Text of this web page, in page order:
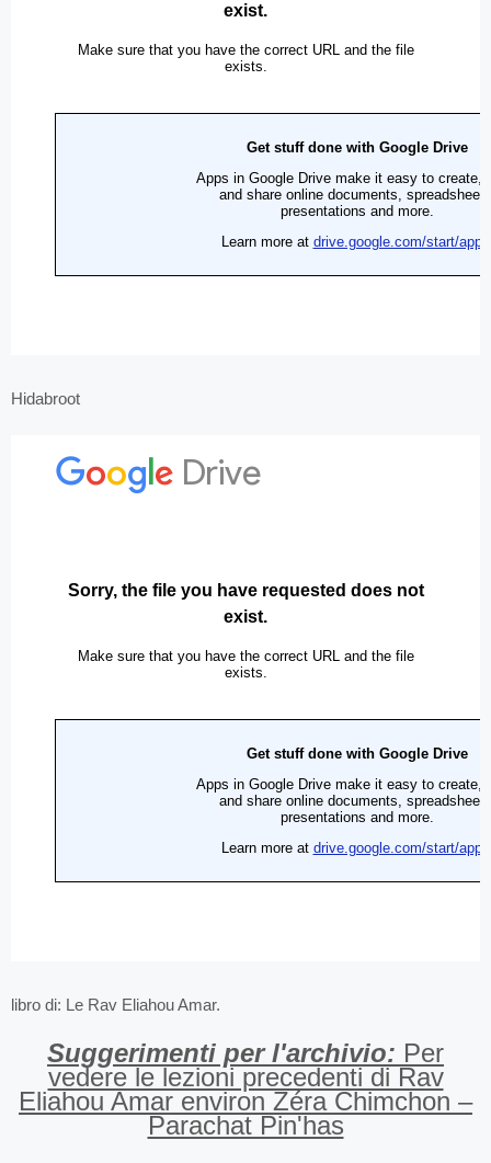
Hidabroot
libro di: Le Rav Eliahou Amar.
Suggerimenti per l'archivio: Per
vedere le lezioni precedenti di Rav
Eliahou Amar environ Zéra Chimchon –
Parachat Pin'has